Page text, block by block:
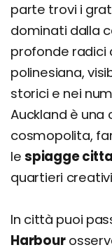
parte trovi i
dominati dalla
profonde radici
polinesiana,
storici e nei
Auckland è
cosmopolita,
le spiagge
quartieri
In città puoi
Harbour